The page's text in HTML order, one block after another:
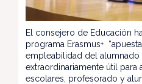
El consejero de Educación
programa Erasmus+
empleabilidad del alumnado
extraordinariamente útil para
escolares, profesorado y